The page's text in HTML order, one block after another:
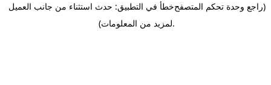
خطأ في التطبيق: حدث استثناء من جانب العميل(راجع وحدة تحكم المتصفح
لمزيد من المعلومات).